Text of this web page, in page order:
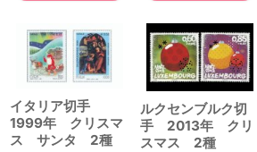
イタリア切手
1999年 クリスマ
ス サンタ 2種
ルクセンブルク切
手 2013年 クリ
スマス 2種